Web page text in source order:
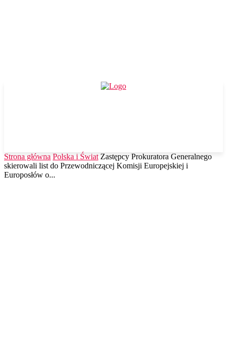
Strona główna Polska i Świat Zastępcy Prokuratora Generalnego
skierowali list do Przewodniczącej Komisji Europejskiej i
Europosłów o...